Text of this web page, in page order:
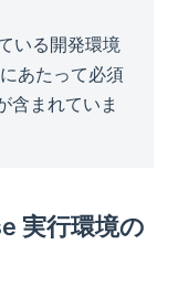
いる開発環境
あたって必須
含まれていま
実行環境の